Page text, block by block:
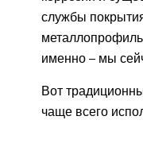
службы
именно – мы
Вот
чаще всего